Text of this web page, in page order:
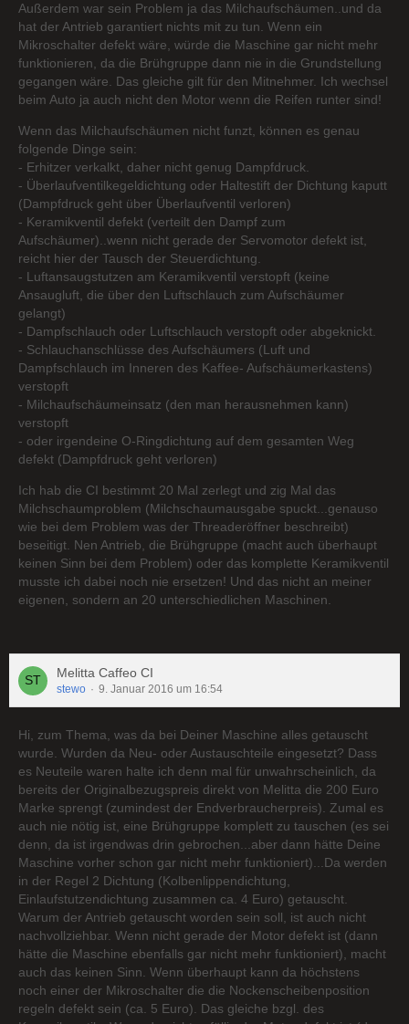
Außerdem war sein Problem ja das Milchaufschäumen..und da
hat der Antrieb garantiert nichts mit zu tun. Wenn ein
Mikroschalter defekt wäre, würde die Maschine gar nicht mehr
funktionieren, da die Brühgruppe dann nie in die Grundstellung
gegangen wäre. Das gleiche gilt für den Mitnehmer. Ich wechsel
beim Auto ja auch nicht den Motor wenn die Reifen runter sind!
Wenn das Milchaufschäumen nicht funzt, können es genau
folgende Dinge sein:
- Erhitzer verkalkt, daher nicht genug Dampfdruck.
- Überlaufventilkegeldichtung oder Haltestift der Dichtung kaputt
(Dampfdruck geht über Überlaufventil verloren)
- Keramikventil defekt (verteilt den Dampf zum
Aufschäumer)..wenn nicht gerade der Servomotor defekt ist,
reicht hier der Tausch der Steuerdichtung.
- Luftansaugstutzen am Keramikventil verstopft (keine
Ansaugluft, die über den Luftschlauch zum Aufschäumer
gelangt)
- Dampfschlauch oder Luftschlauch verstopft oder abgeknickt.
- Schlauchanschlüsse des Aufschäumers (Luft und
Dampfschlauch im Inneren des Kaffee- Aufschäumerkastens)
verstopft
- Milchaufschäumeinsatz (den man herausnehmen kann)
verstopft
- oder irgendeine O-Ringdichtung auf dem gesamten Weg
defekt (Dampfdruck geht verloren)
Ich hab die CI bestimmt 20 Mal zerlegt und zig Mal das
Milchschaumproblem (Milchschaumausgabe spuckt...genauso
wie bei dem Problem was der Threaderöffner beschreibt)
beseitigt. Nen Antrieb, die Brühgruppe (macht auch überhaupt
keinen Sinn bei dem Problem) oder das komplette Keramikventil
musste ich dabei noch nie ersetzen! Und das nicht an meiner
eigenen, sondern an 20 unterschiedlichen Maschinen.
Melitta Caffeo CI
stewo 9. Januar 2016 um 16:54
Hi, zum Thema, was da bei Deiner Maschine alles getauscht
wurde. Wurden da Neu- oder Austauschteile eingesetzt? Dass
es Neuteile waren halte ich denn mal für unwahrscheinlich, da
bereits der Originalbezugspreis direkt von Melitta die 200 Euro
Marke sprengt (zumindest der Endverbraucherpreis). Zumal es
auch nie nötig ist, eine Brühgruppe komplett zu tauschen (es sei
denn, da ist irgendwas drin gebrochen...aber dann hätte Deine
Maschine vorher schon gar nicht mehr funktioniert)...Da werden
in der Regel 2 Dichtung (Kolbenlippendichtung,
Einlaufstutzendichtung zusammen ca. 4 Euro) getauscht.
Warum der Antrieb getauscht worden sein soll, ist auch nicht
nachvollziehbar. Wenn nicht gerade der Motor defekt ist (dann
hätte die Maschine ebenfalls gar nicht mehr funktioniert), macht
auch das keinen Sinn. Wenn überhaupt kann da höchstens
noch einer der Mikroschalter die die Nockenscheibenposition
regeln defekt sein (ca. 5 Euro). Das gleiche bzgl. des